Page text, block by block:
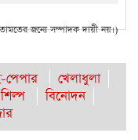
জন্যে সম্পাদক দায়ী নয়।)
পেপার
খেলাধুলা
বিনোদন